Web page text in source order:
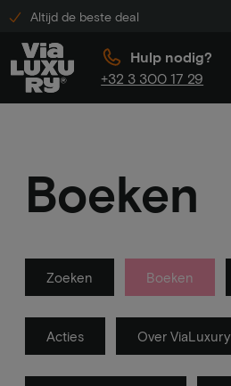
Altijd de beste deal
Hulp nodig?
+32 3 300 17 29
Boeken
Zoeken Boeken
Acties Over ViaLuxury